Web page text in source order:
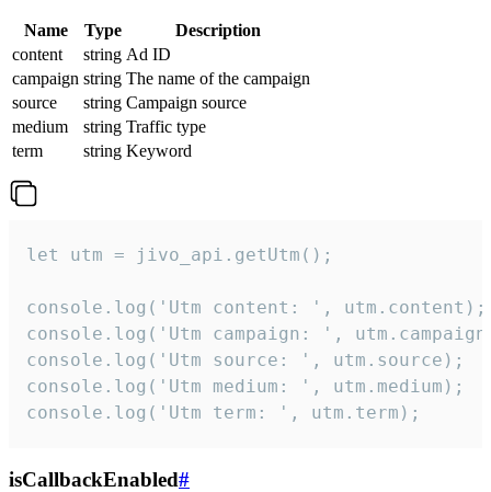
Name Type
Description
content
string Ad ID
campaign string The name of the campaign
source
string Campaign source
medium
string Traffic type
term
string Keyword
let utm = jivo_api.getUtm();
console.log('Utm content: ', utm.content);
console.log('Utm campaign: ',
console.log('Utm source: ', utm.source);
console.log('Utm medium: ', utm.medium);
console.log('Utm term: ', utm.term);
isCallbackEnabled#